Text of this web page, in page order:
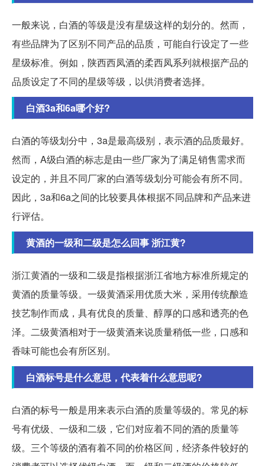
一般来说，白酒的等级是没有星级这样的划分的。然而，
有些品牌为了区别不同产品的品质，可能自行设定了一些
星级标准。例如，陕西西凤酒的柔西凤系列就根据产品的
品质设定了不同的星级等级，以供消费者选择。
白酒3a和6a哪个好?
白酒的等级划分中，3a是最高级别，表示酒的品质最好。
然而，A级白酒的标志是由一些厂家为了满足销售需求而
设定的，并且不同厂家的白酒等级划分可能会有所不同。
因此，3a和6a之间的比较要具体根据不同品牌和产品来进
行评估。
黄酒的一级和二级是怎么回事 浙江黄?
浙江黄酒的一级和二级是指根据浙江省地方标准所规定的
黄酒的质量等级。一级黄酒采用优质大米，采用传统酿造
技艺制作而成，具有优良的质量、醇厚的口感和透亮的色
泽。二级黄酒相对于一级黄酒来说质量稍低一些，口感和
香味可能也会有所区别。
白酒标号是什么意思，代表着什么意思呢?
白酒的标号一般是用来表示白酒的质量等级的。常见的标
号有优级、一级和二级，它们对应着不同的酒的质量等
级。三个等级的酒有着不同的价格区间，经济条件较好的